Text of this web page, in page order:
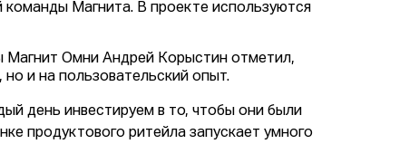
команды Магнита. В проекте используются
Магнит Омни Андрей Корыстин отметил,
и на пользовательский опыт.
день инвестируем в то, чтобы они были
продуктового ритейла запускает умного